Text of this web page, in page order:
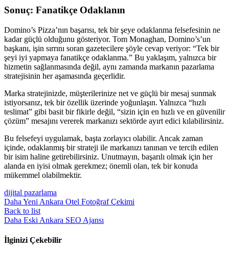
Sonuç: Fanatikçe Odaklanın
Domino’s Pizza’nın başarısı, tek bir şeye odaklanma felsefesinin ne
kadar güçlü olduğunu gösteriyor. Tom Monaghan, Domino’s’un
başkanı, işin sırrını soran gazetecilere şöyle cevap veriyor: “Tek bir
şeyi iyi yapmaya fanatikçe odaklanma.” Bu yaklaşım, yalnızca bir
hizmetin sağlanmasında değil, aynı zamanda markanın pazarlama
stratejisinin her aşamasında geçerlidir.
Marka stratejinizde, müşterilerinize net ve güçlü bir mesaj sunmak
istiyorsanız, tek bir özellik üzerinde yoğunlaşın. Yalnızca “hızlı
teslimat” gibi basit bir fikirle değil, “sizin için en hızlı ve en güvenilir
çözüm” mesajını vererek markanızı sektörde ayırt edici kılabilirsiniz.
Bu felsefeyi uygulamak, başta zorlayıcı olabilir. Ancak zaman
içinde, odaklanmış bir strateji ile markanızı tanınan ve tercih edilen
bir isim haline getirebilirsiniz. Unutmayın, başarılı olmak için her
alanda en iyisi olmak gerekmez; önemli olan, tek bir konuda
mükemmel olabilmektir.
dijital pazarlama
Daha Yeni Ankara Otel Fotoğraf Çekimi
Back to list
Daha Eski Ankara SEO Ajansı
İlginizi Çekebilir